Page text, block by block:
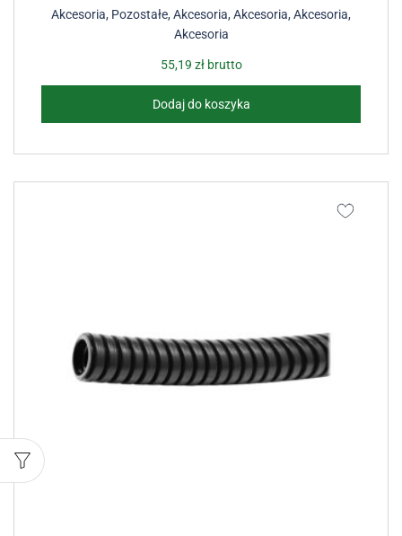
Akcesoria, Pozostałe,Akcesoria,Akcesoria,Akcesoria,
Akcesoria
55,19 złbrutto
Dodaj do koszyka